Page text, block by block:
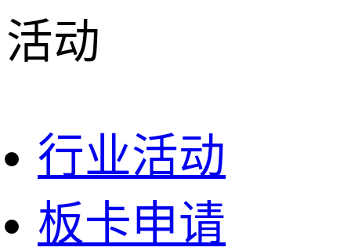
活动
行业活动
板卡申请